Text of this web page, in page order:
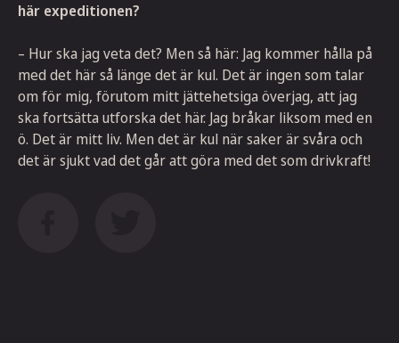
här expeditionen?
– Hur ska jag veta det? Men så här: Jag kommer hålla på
med det här så länge det är kul. Det är ingen som talar
om för mig, förutom mitt jättehetsiga överjag, att jag
ska fortsätta utforska det här. Jag bråkar liksom med en
ö. Det är mitt liv. Men det är kul när saker är svåra och
det är sjukt vad det går att göra med det som drivkraft!